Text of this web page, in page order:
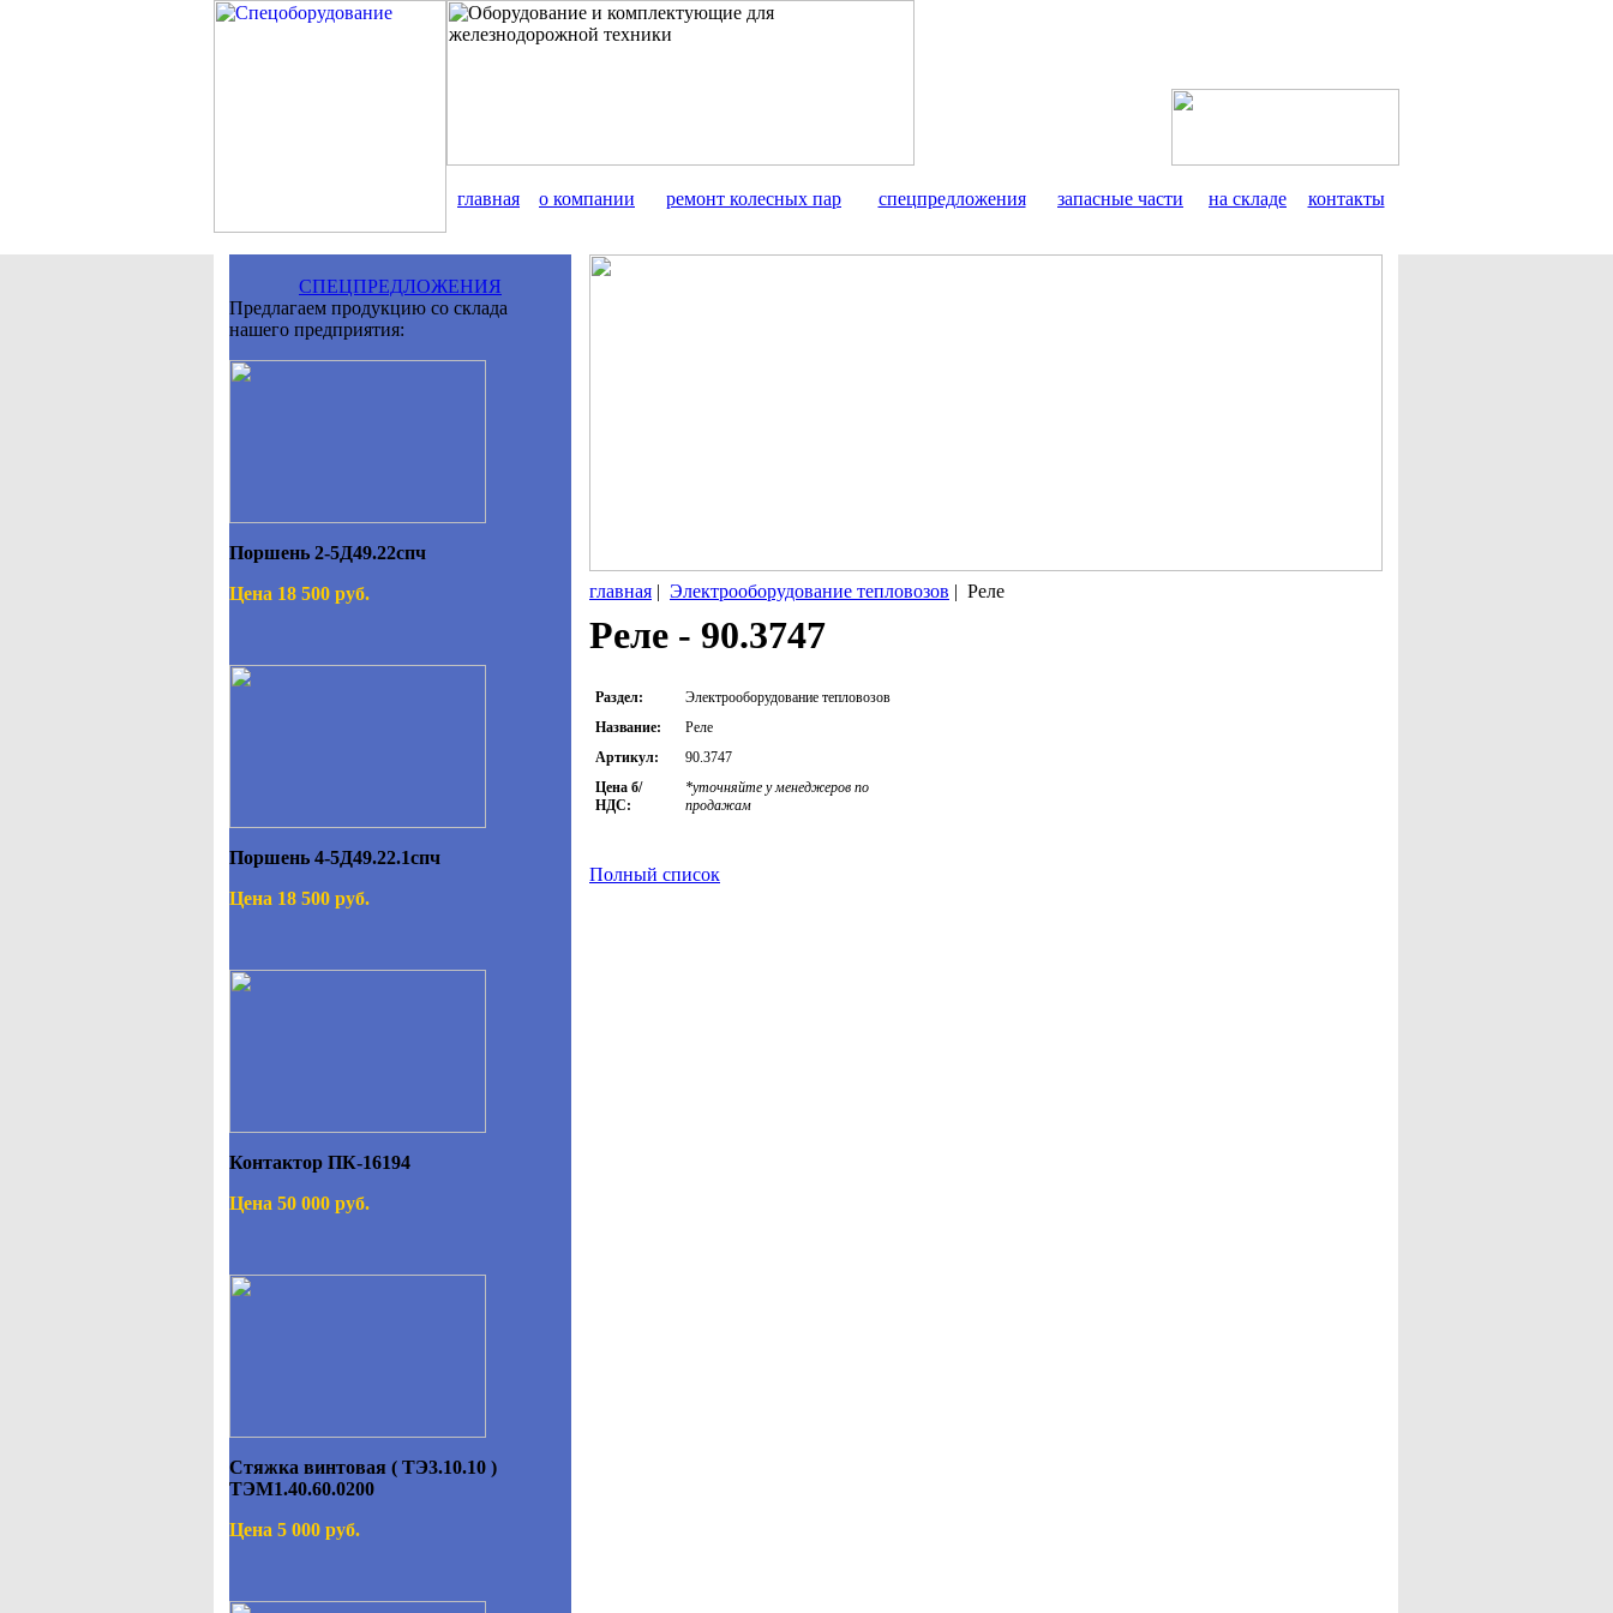
главная о компании ремонт колесных пар спецпредложения запасные части на складе контакты
СПЕЦПРЕДЛОЖЕНИЯ
Предлагаем продукцию со склада
нашего предприятия:
Поршень 2-5Д49.22спч
Цена 18 500 руб.
Поршень 4-5Д49.22.1спч
Цена 18 500 руб.
Контактор ПК-16194
Цена 50 000 руб.
Стяжка винтовая ( ТЭ3.10.10 )
ТЭМ1.40.60.0200
Цена 5 000 руб.
главная | Электрооборудование тепловозов | Реле
Реле - 90.3747
Раздел:
Электрооборудование тепловозов
Название:
Реле
Артикул:
90.3747
Цена б/
НДС:
*уточняйте у менеджеров по
продажам
Полный список